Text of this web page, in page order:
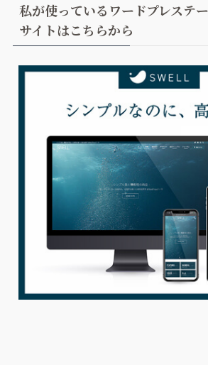
私が使っているワードプレステ
サイトはこちらから